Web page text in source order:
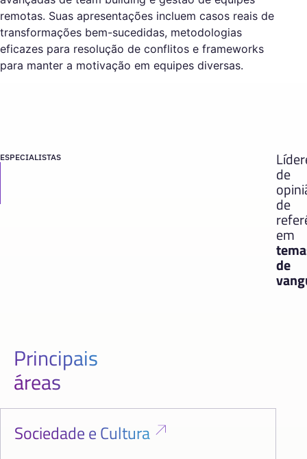
remotas. Suas apresentações incluem casos reais de
transformações bem-sucedidas, metodologias
eficazes para resolução de conflitos e frameworks
para manter a motivação em equipes diversas.
ESPECIALISTAS
de
de
em
de
Principais
áreas
Sociedade e Cultura